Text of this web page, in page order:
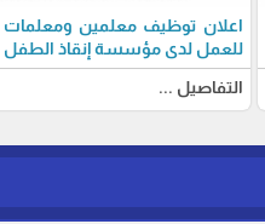
اعلان توظيف معلمين
للعمل لدى مؤسسة إنقاذ
التفاصيل ...